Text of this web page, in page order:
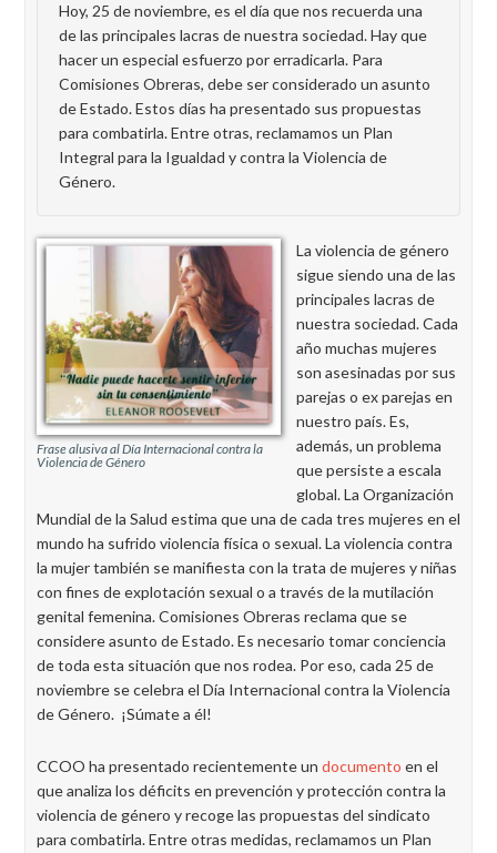
Hoy, 25 de noviembre, es el día que nos recuerda una
de las principales lacras de nuestra sociedad. Hay que
hacer un especial esfuerzo por erradicarla. Para
Comisiones Obreras, debe ser considerado un asunto
de Estado. Estos días ha presentado sus propuestas
para combatirla. Entre otras, reclamamos un Plan
Integral para la Igualdad y contra la Violencia de
Género.
Frase alusiva al Día Internacional contra la
Violencia de Género
La violencia de género
sigue siendo una de las
principales lacras de
nuestra sociedad. Cada
año muchas mujeres
son asesinadas por sus
parejas o ex parejas en
nuestro país. Es,
además, un problema
que persiste a escala
global. La Organización
Mundial de la Salud estima que una de cada tres mujeres en el
mundo ha sufrido violencia física o sexual. La violencia contra
la mujer también se manifiesta con la trata de mujeres y niñas
con fines de explotación sexual o a través de la mutilación
genital femenina. Comisiones Obreras reclama que se
considere asunto de Estado. Es necesario tomar conciencia
de toda esta situación que nos rodea. Por eso, cada 25 de
noviembre se celebra el Día Internacional contra la Violencia
de Género. ¡Súmate a él!
CCOO ha presentado recientemente un documento en el
que analiza los déficits en prevención y protección contra la
violencia de género y recoge las propuestas del sindicato
para combatirla. Entre otras medidas, reclamamos un Plan